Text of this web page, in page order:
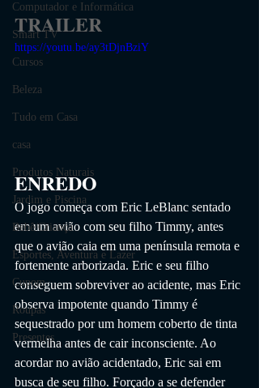
Computador e Informática
Smart TV
Cursos
Beleza
Tudo em Casa
casa
Produtos Naturais
Jardim e Piscina
Bebê/Criança
Esportes, Aventura e Lazer
Cupom
Roupas
Presentes
TRAILER
https://youtu.be/ay3tDjnBziY
ENREDO
O jogo começa com Eric LeBlanc sentado
em um avião com seu filho Timmy, antes
que o avião caia em uma península remota e
fortemente arborizada. Eric e seu filho
conseguem sobreviver ao acidente, mas Eric
observa impotente quando Timmy é
sequestrado por um homem coberto de tinta
vermelha antes de cair inconsciente. Ao
acordar no avião acidentado, Eric sai em
busca de seu filho. Forçado a se defender